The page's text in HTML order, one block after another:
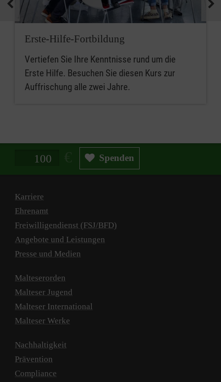
Erste-Hilfe-Fortbildung
Vertiefen Sie Ihre Kenntnisse rund um die
Erste Hilfe. Besuchen Sie diesen Kurs zur
Auffrischung alle zwei Jahre.
Spendenbetrag in Euro Spenden
Karriere
Ehrenamt
Freiwilligendienst (FSJ/BFD)
Angebote und Leistungen
Presse und Medien
Malteserorden
Malteser Jugend
Malteser International
Malteser Werke
Nachhaltigkeit
Prävention
Compliance